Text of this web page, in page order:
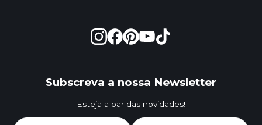
Subscreva a nossa Newsletter
Esteja a par das novidades!